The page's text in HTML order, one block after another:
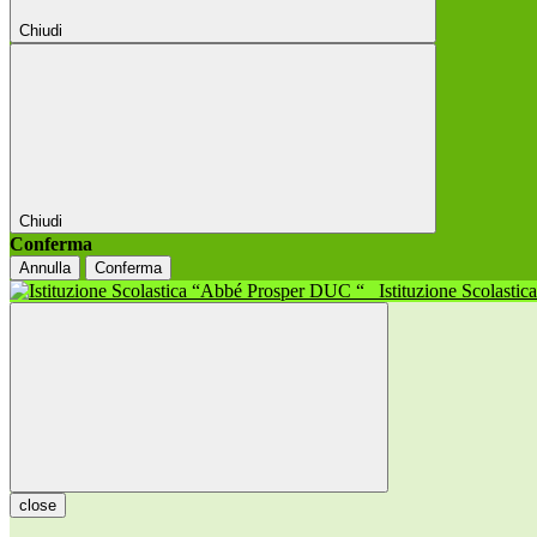
Chiudi
Chiudi
Conferma
Annulla Conferma
Istituzione
close